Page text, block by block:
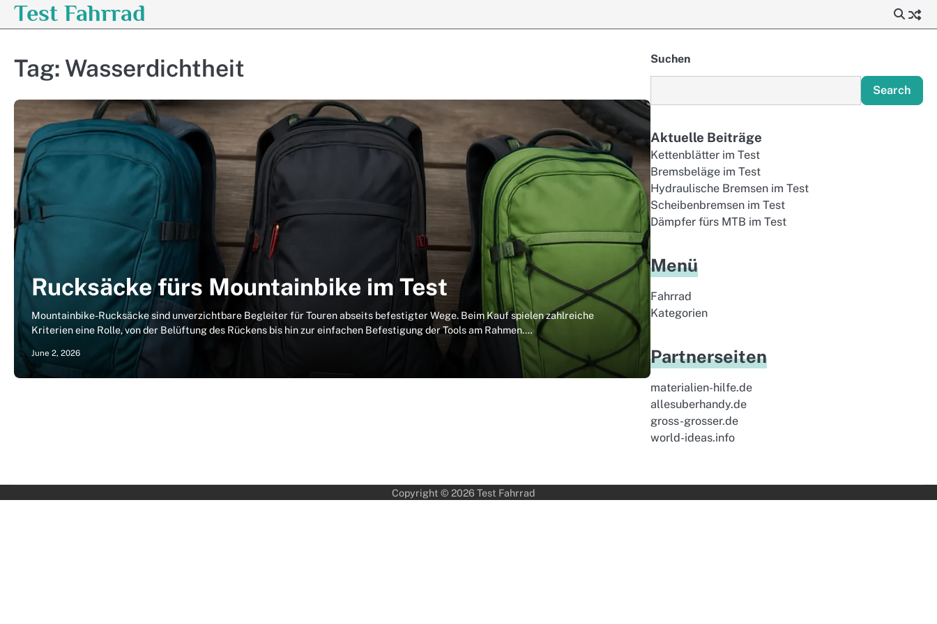
SkipTest Fahrrad
Tag: Wasserdichtheit
Rucksäcke fürs Mountainbike im Test
Mountainbike-Rucksäcke sind unverzichtbare Begleiter für Touren abseits befestigter Wege. Beim Kauf spielen zahlreiche
Kriterien eine Rolle, von der Belüftung des Rückens bis hin zur einfachen Befestigung der Tools am Rahmen.…
June 2, 2026
Suchen
Search
Aktuelle Beiträge
Kettenblätter im Test
Bremsbeläge im Test
Hydraulische Bremsen im Test
Scheibenbremsen im Test
Dämpfer fürs MTB im Test
Menü
Fahrrad
Kategorien
Partnerseiten
materialien-hilfe.de
allesuberhandy.de
gross-grosser.de
world-ideas.info
Copyright © 2026 Test Fahrrad